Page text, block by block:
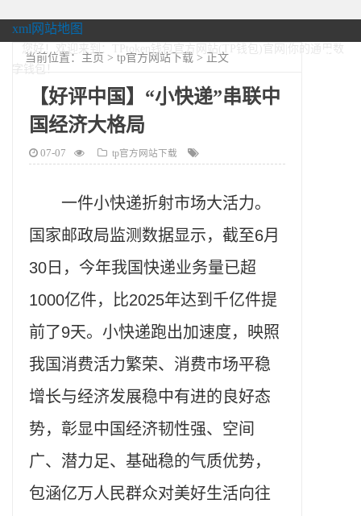
xml网站地图
您好！欢迎来到：TPtoken钱包官方网站(TP钱包)官网|你的通用数
字钱包！
当前位置： 主页 > tp官方网站下载 > 正文
【好评中国】“小快递”串联中
国经济大格局
07-07 tp官方网站下载
一件小快递折射市场大活力。
国家邮政局监测数据显示，截至6月
30日，今年我国快递业务量已超
1000亿件，比2025年达到千亿件提
前了9天。小快递跑出加速度，映照
我国消费活力繁荣、消费市场平稳
增长与经济发展稳中有进的良好态
势，彰显中国经济韧性强、空间
广、潜力足、基础稳的气质优势，
包涵亿万人民群众对美好生活向往